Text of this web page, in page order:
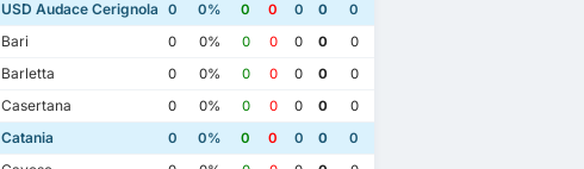
USD Audace Cerignola 0 0% 0 0 0 0
0
Bari 0 0% 0 0 0 0
0
Barletta 0 0% 0 0 0 0
0
Casertana 0 0% 0 0 0 0
0
Catania 0 0% 0 0 0 0
0